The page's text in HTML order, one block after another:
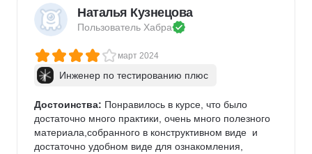
уже после того, как появится опыт ручного
тестирования и захочется повысить квалификацию.
Наталья Кузнецова
Пользователь Хабра
март 2024
Инженер по тестированию плюс
Достоинства: Понравилось в курсе, что было
достаточно много практики, очень много полезного
материала,собранного в конструктивном виде  и
достаточно удобном виде для ознакомления,